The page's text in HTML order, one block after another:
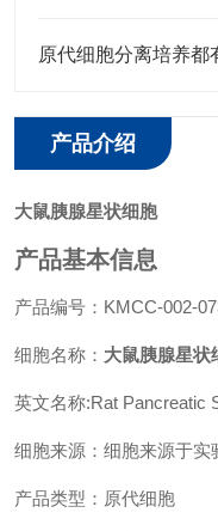
原代细胞分离培养都
产品介绍
大鼠胰腺星状细胞
产品基本信息
产品编号：KMCC-002-
细胞名称： 大鼠胰腺星状
英文名称:Rat Pancreatic
细胞来源：细胞来源于实
产品类型：原代细胞